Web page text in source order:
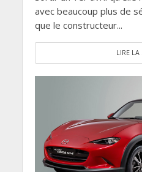
avec beaucoup plus de
que le constructeur...
LIRE LA